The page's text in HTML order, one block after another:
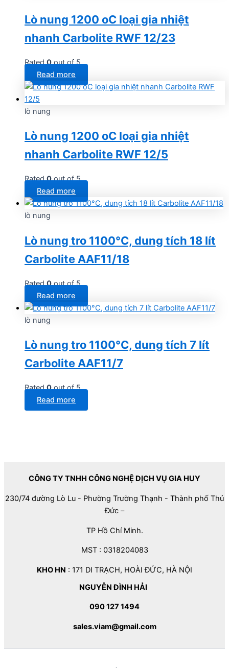
Lò nung 1200 oC loại gia nhiệt
nhanh Carbolite RWF 12/23
Rated0out of 5
Read more
lò nung
Lò nung 1200 oC loại gia nhiệt
nhanh Carbolite RWF 12/5
Rated0out of 5
Read more
lò nung
Lò nung tro 1100°C, dung tích 18 lít
Carbolite AAF11/18
Rated0out of 5
Read more
lò nung
Lò nung tro 1100°C, dung tích 7 lít
Carbolite AAF11/7
Rated0out of 5
Read more
CÔNG TY TNHH CÔNG NGHỆ DỊCH VỤ GIA HUY
230/74 đường Lò Lu - Phường Trường Thạnh - Thành phố Thủ
Đức –
TP Hồ Chí Minh.
MST : 0318204083
KHO HN : 171 DI TRẠCH, HOÀI ĐỨC, HÀ NỘI
NGUYỄN ĐÌNH HẢI
090 127 1494
sales.viam@gmail.com